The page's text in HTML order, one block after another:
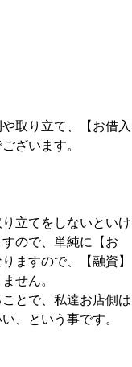
取り立て、【お借入
ざいます。
立てをしないといけ
ので、単純に【お
ますので、【融資】
せん。
とで、私達お店側は
、という事です。